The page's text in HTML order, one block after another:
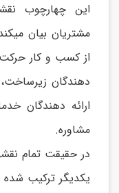
این چهارچوب
مشتریان بیان
از کسب و کار حرکت
دهندگان
ارائه دهندگان
مشاوره.
در حقیقت تمام
یکدیگر ترکیب